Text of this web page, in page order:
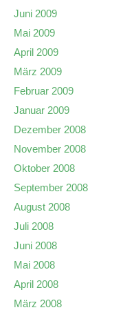
Juni 2009
Mai 2009
April 2009
März 2009
Februar 2009
Januar 2009
Dezember 2008
November 2008
Oktober 2008
September 2008
August 2008
Juli 2008
Juni 2008
Mai 2008
April 2008
März 2008